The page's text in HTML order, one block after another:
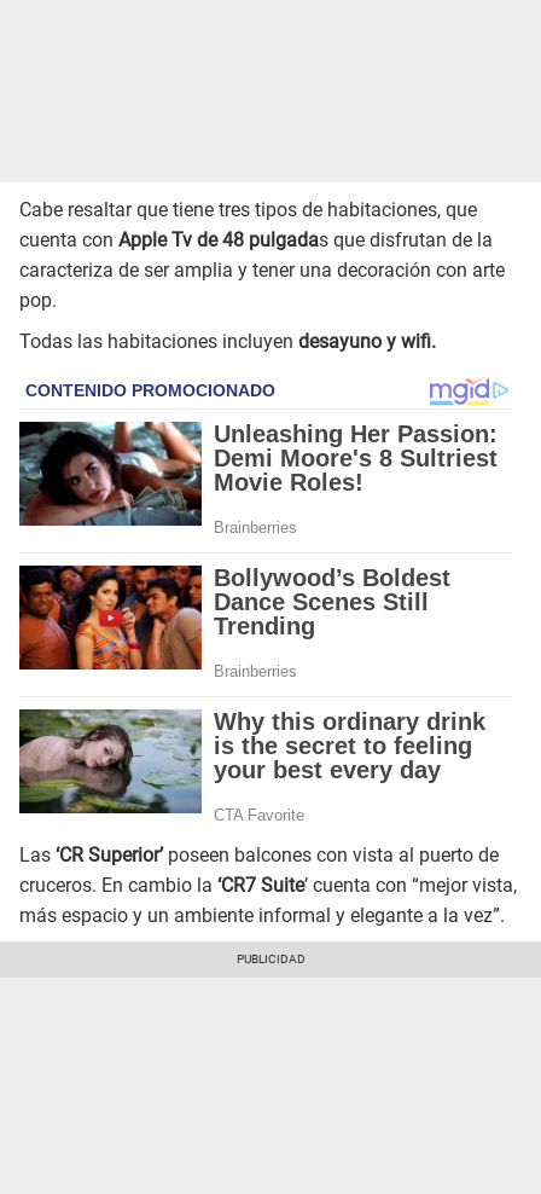
Cabe resaltar que tiene tres tipos de habitaciones, que
cuenta con Apple Tv de 48 pulgadas que disfrutan de la
caracteriza de ser amplia y tener una decoración con arte
pop.
Todas las habitaciones incluyen desayuno y wifi.
Las ‘CR Superior’ poseen balcones con vista al puerto de
cruceros. En cambio la ‘CR7 Suite’ cuenta con “mejor vista,
más espacio y un ambiente informal y elegante a la vez”.